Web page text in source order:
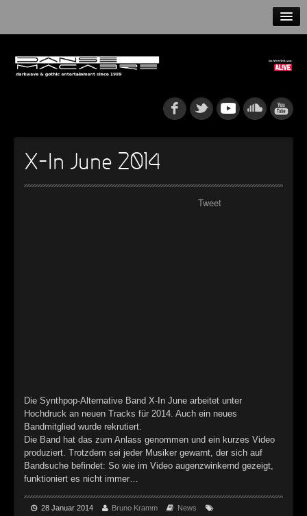
NEWS
►
►
►
►
►
X-In June 2014
Tweet
Die Synthpop-Alternative Band X-In June arbeitet unter
Hochdruck an neuen Tracks für 2014. Auch ein neues
Bandmitglied wurde rekrutiert.
Die Band hat das zum Anlass genommen und ein kurzes Video
produziert. Trotzdem sei jeder Musiker gewarnt, der sich auf
Bandsuche befindet: So wie im Video augenzwinkernd gezeigt,
funktioniert es nicht immer…
28 Januar 2014 Bruno Kramm News